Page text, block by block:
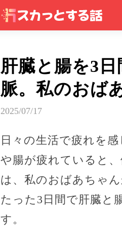
肝臓と腸を3
脈。私のおば
2025/07/17
日々の生活で疲れを
や腸が疲れていると
は、私のおばあちゃ
たった3日間で肝臓と
す。